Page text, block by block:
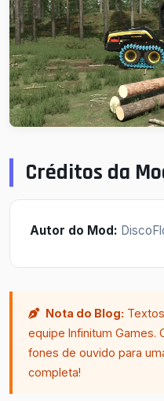
Créditos da
Autor do Mod:
Nota do Blog:
equipe Infinitum Games.
fones de ouvido para
completa!